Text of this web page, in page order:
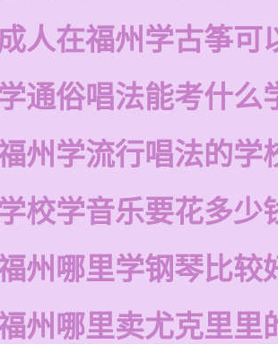
人在福州学古筝可
通俗唱法能考什么
州学流行唱法的学
校学音乐要花多少
州哪里学钢琴比较
州哪里卖尤克里里